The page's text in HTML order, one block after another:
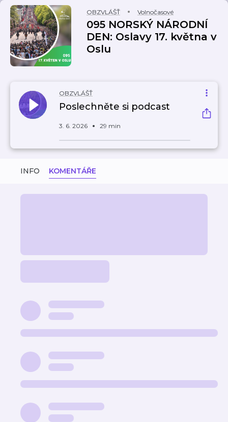
OBZVLÁŠŤ Volnočasové
095 NORSKÝ NÁRODNÍ
DEN: Oslavy 17. května v
Oslu
OBZVLÁŠŤ
Poslechněte si podcast
3. 6. 2026 29 min
INFO KOMENTÁŘE